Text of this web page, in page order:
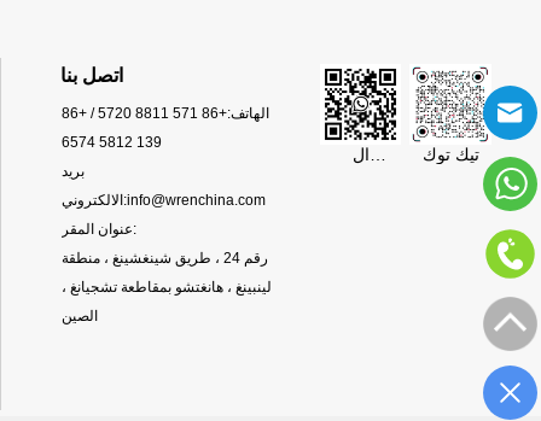
اتصل بنا
الهاتف:
+86 571 8811 5720 / +86
139 5812 6574
بريد
الالكتروني:info@wrenchina.com
عنوان المقر:
رقم 24 ، طريق شينغشينغ ، منطقة
لينبينغ ، هانغتشو بمقاطعة تشجيانغ ،
الصين
ال
تيك توك